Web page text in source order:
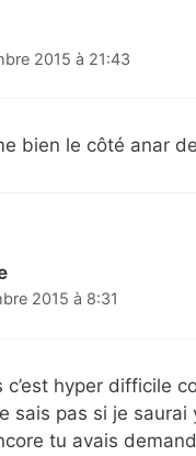
2015 à 21:43
bien le côté anar
2015 à 8:31
c’est hyper difficile
sais pas si je saurai
tu avais